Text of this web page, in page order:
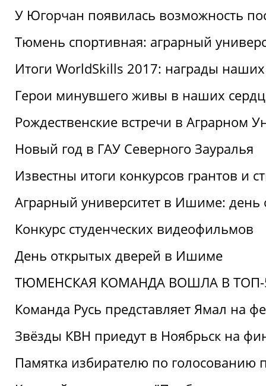
У Югорчан появилась возможность
Тюмень спортивная: аграрный
Итоги WorldSkills 2017: награды наших
Герои минувшего живы в наших
Рождественские встречи в Аграрном
Новый год в ГАУ Северного Зауралья
Известны итоги конкурсов грантов и
Аграрный университет в Ишиме: день
Конкурс студенческих видеофильмов
День открытых дверей в Ишиме
ТЮМЕНСКАЯ КОМАНДА ВОШЛА В ТОП-
Команда Русь представляет Ямал на
Звёзды КВН приедут в Ноябрьск на
Памятка избирателю по голосованию